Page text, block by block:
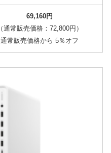
69,160円
（通常販売価格：72,800円）
通常販売価格から 5％オフ